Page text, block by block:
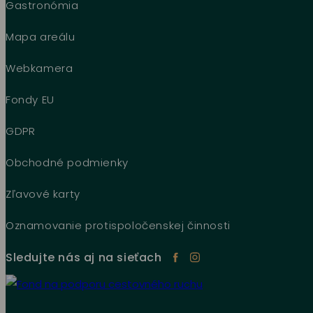
Gastronómia
Mapa areálu
Webkamera
Fondy EU
GDPR
Obchodné podmienky
Zľavové karty
Oznamovanie protispoločenskej činnosti
Sledujte nás aj na sieťach